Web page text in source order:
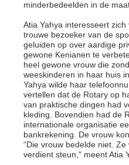
minderbedeelden in de
Atia Yahya interesseert
trouwe bezoeker van de
geluiden op over aardige
gewone Kenianen te
heel gewone vrouw die
weeskinderen in haar huis
Yahya wilde haar
vertellen dat de Rotary op
van praktische dingen had
kleding. Bovendien had de
internationale organisatie
bankrekening. De vrouw
“Die vrouw bedelde niet.
verdient steun," meent Atia